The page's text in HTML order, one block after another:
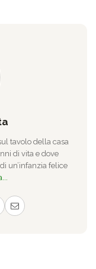
tavolo della casa
di vita e dove
un’infanzia felice